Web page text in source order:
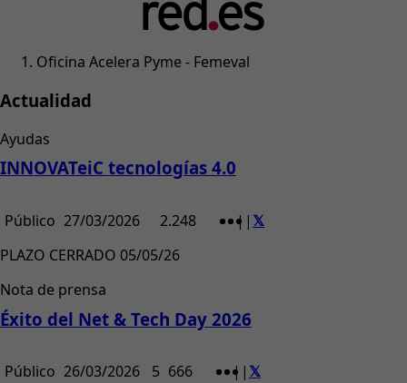
Oficina Acelera Pyme - Femeval
Actualidad
Ayudas
INNOVATeiC tecnologías 4.0
Público 27/03/2026 2.248 | |
PLAZO CERRADO 05/05/26
Nota de prensa
Éxito del Net & Tech Day 2026
Público 26/03/2026 5 666 | |